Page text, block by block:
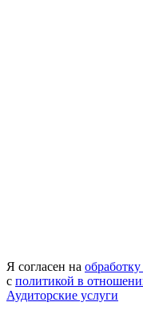
Я согласен на
с политикой в
Аудиторские услуги